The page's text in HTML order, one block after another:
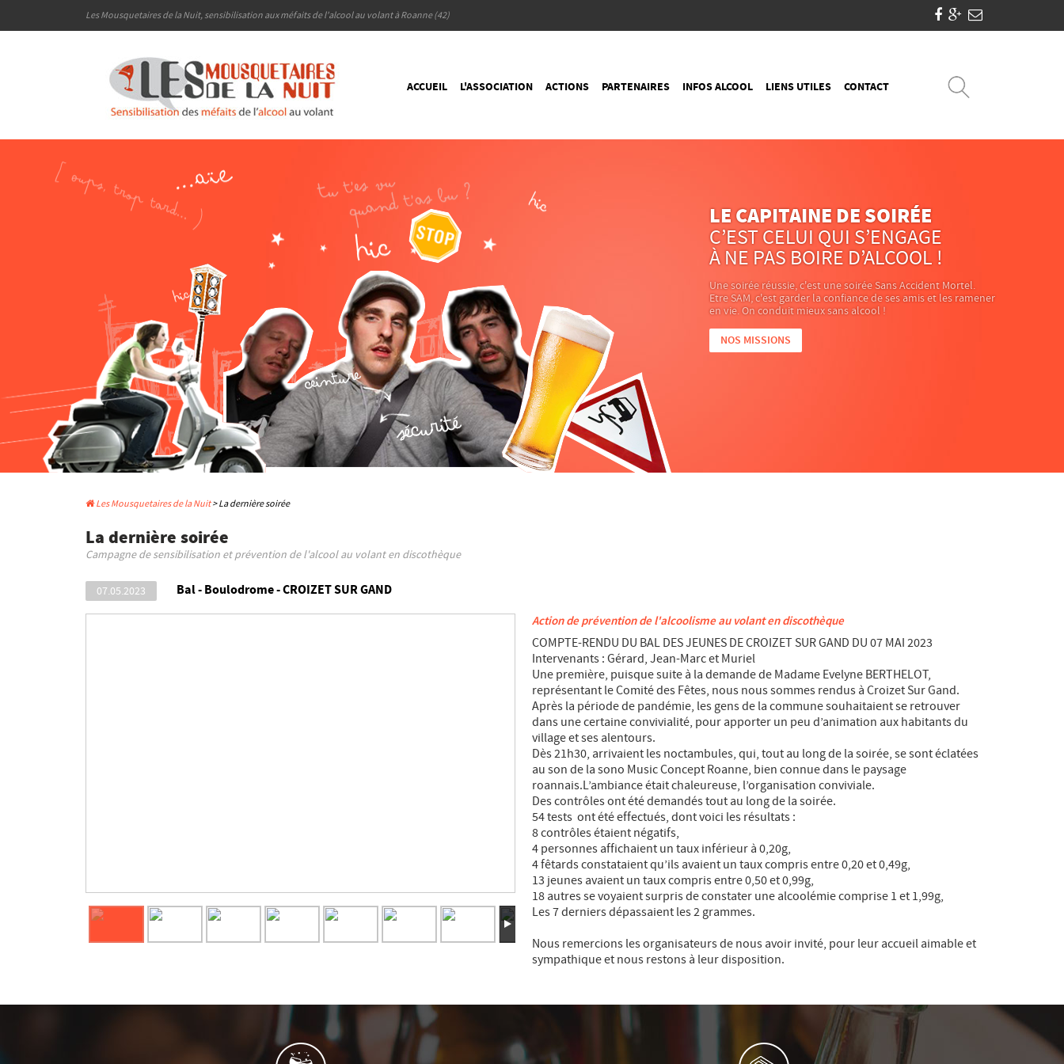
Les Mousquetaires de la Nuit, sensibilisation aux méfaits de l'alcool au volant à Roanne (42)
ACCUEIL L'ASSOCIATION ACTIONS PARTENAIRES INFOS ALCOOL LIENS UTILES CONTACT
LE CAPITAINE DE SOIRÉE
C’EST CELUI QUI S’ENGAGE
À NE PAS BOIRE D’ALCOOL !
Une soirée réussie, c'est une soirée Sans Accident Mortel.
Etre SAM, c'est garder la confiance de ses amis et les ramener
en vie. On conduit mieux sans alcool !
NOS MISSIONS
Les Mousquetaires de la Nuit> La dernière soirée
La dernière soirée
Campagne de sensibilisation et prévention de l'alcool au volant en discothèque
07.05.2023 Bal - Boulodrome - CROIZET SUR GAND
Action de prévention de l'alcoolisme au volant en discothèque
COMPTE-RENDU DU BAL DES JEUNES DE CROIZET SUR GAND DU 07 MAI 2023
Intervenants : Gérard, Jean-Marc et Muriel
Une première, puisque suite à la demande de Madame Evelyne BERTHELOT,
représentant le Comité des Fêtes, nous nous sommes rendus à Croizet Sur Gand.
Après la période de pandémie, les gens de la commune souhaitaient se retrouver
dans une certaine convivialité, pour apporter un peu d’animation aux habitants du
village et ses alentours.
Dès 21h30, arrivaient les noctambules, qui, tout au long de la soirée, se sont éclatées
au son de la sono Music Concept Roanne, bien connue dans le paysage
roannais.L’ambiance était chaleureuse, l’organisation conviviale.
Des contrôles ont été demandés tout au long de la soirée.
54 tests ont été effectués, dont voici les résultats :
8 contrôles étaient négatifs,
4 personnes affichaient un taux inférieur à 0,20g,
4 fêtards constataient qu’ils avaient un taux compris entre 0,20 et 0,49g,
13 jeunes avaient un taux compris entre 0,50 et 0,99g,
18 autres se voyaient surpris de constater une alcoolémie comprise 1 et 1,99g,
Les 7 derniers dépassaient les 2 grammes.
Nous remercions les organisateurs de nous avoir invité, pour leur accueil aimable et
sympathique et nous restons à leur disposition.